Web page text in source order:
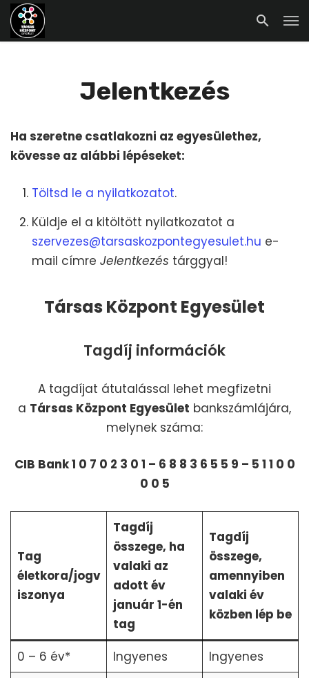
Jelentkezés
Ha szeretne csatlakozni az egyesülethez,
kövesse az alábbi lépéseket:
Töltsd le a nyilatkozatot.
Küldje el a kitöltött nyilatkozatot a
szervezes@tarsaskozpontegyesulet.hu e-
mail címre Jelentkezés tárggyal!
Társas Központ Egyesület
Tagdíj információk
A tagdíjat átutalással lehet megfizetni
a Társas Központ Egyesület bankszámlájára,
melynek száma:
CIB Bank 1 0 7 0 2 3 0 1 – 6 8 8 3 6 5 5 9 – 5 1 1 0 0
0 0 5
Tag
életkora/jogv
iszonya
Tagdíj
összege, ha
valaki az
adott év
január 1-én
tag
Tagdíj
összege,
amennyiben
valaki év
közben lép be
0 – 6 év* Ingyenes
Ingyenes